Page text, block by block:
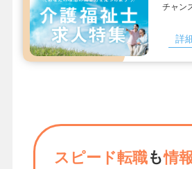
チャン
詳
スピード転職も情